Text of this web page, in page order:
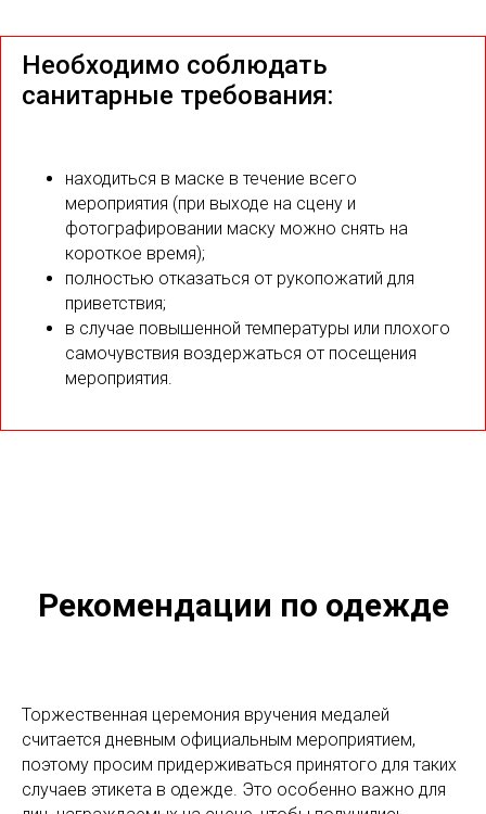
Необходимо соблюдать
санитарные требования:
находиться в маске в течение всего
мероприятия (при выходе на сцену и
фотографировании маску можно снять на
короткое время);
полностью отказаться от рукопожатий для
приветствия;
в случае повышенной температуры или плохого
самочувствия воздержаться от посещения
мероприятия.
Рекомендации по одежде
Торжественная церемония вручения медалей
считается дневным официальным мероприятием,
поэтому просим придерживаться принятого для таких
случаев этикета в одежде. Это особенно важно для